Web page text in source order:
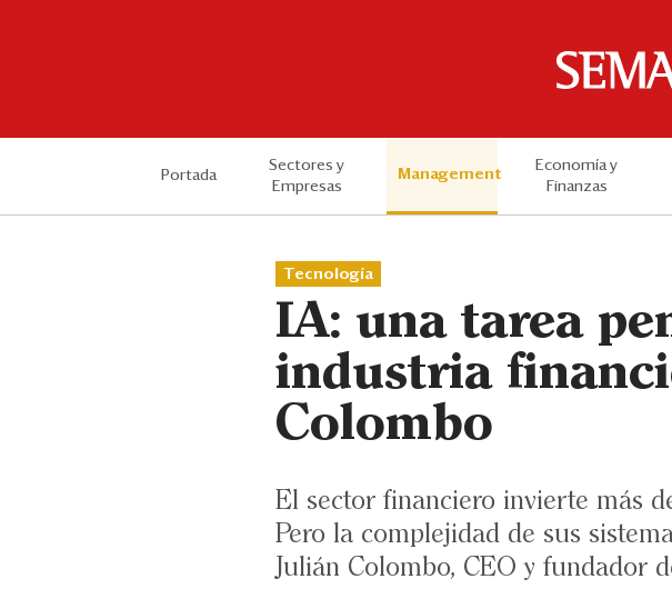
Portada
Sectores y
Empresas
Management
Economía y
Finanzas
Tecnología
IA: una tarea
industria
Colombo
El sector financiero invierte más
Pero la complejidad de sus
Julián Colombo, CEO y fundador